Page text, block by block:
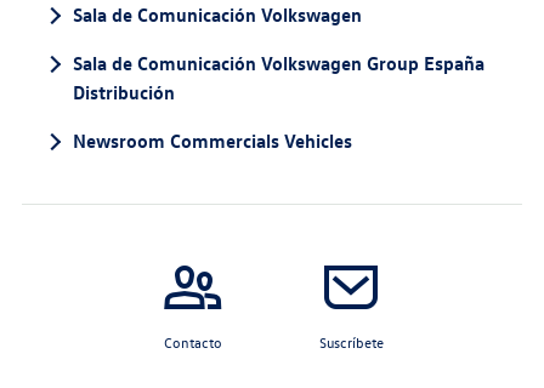
Sala de Comunicación Volkswagen
Sala de Comunicación Volkswagen Group España
Distribución
Newsroom Commercials Vehicles
Contacto Suscríbete